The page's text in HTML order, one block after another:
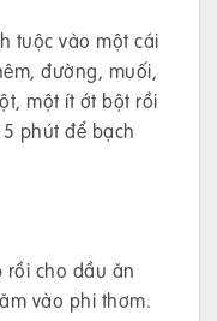
tuộc vào một cái
đường, muối,
một ít ớt bột rồi
phút để bạch
rồi cho dầu ăn
vào phi thơm.